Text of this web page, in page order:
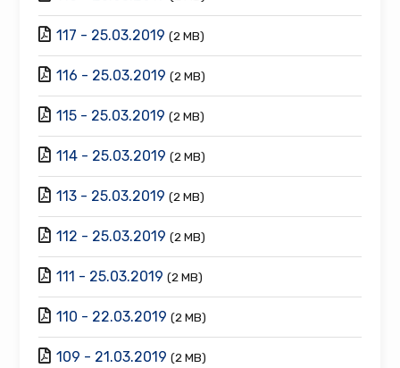
117 - 25.03.2019 (2 MB)
116 - 25.03.2019 (2 MB)
115 - 25.03.2019 (2 MB)
114 - 25.03.2019 (2 MB)
113 - 25.03.2019 (2 MB)
112 - 25.03.2019 (2 MB)
111 - 25.03.2019 (2 MB)
110 - 22.03.2019 (2 MB)
109 - 21.03.2019 (2 MB)